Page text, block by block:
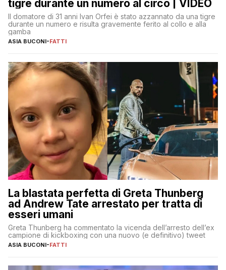
tigre durante un numero al circo | VIDEO
Il domatore di 31 anni Ivan Orfei è stato azzannato da una tigre
durante un numero e risulta gravemente ferito al collo e alla
gamba
ASIA BUCONI-FATTI
La blastata perfetta di Greta Thunberg
ad Andrew Tate arrestato per tratta di
esseri umani
Greta Thunberg ha commentato la vicenda dell’arresto dell’ex
campione di kickboxing con una nuovo (e definitivo) tweet
ASIA BUCONI-FATTI